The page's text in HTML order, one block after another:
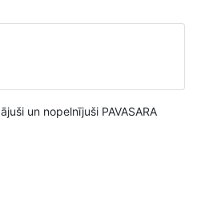
un nopelnījuši PAVASARA